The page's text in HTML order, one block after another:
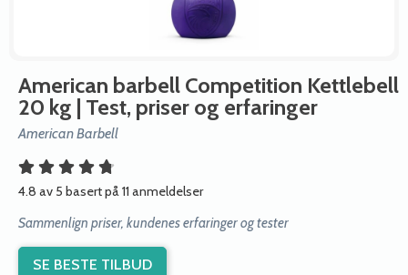
American barbell Competition Kettlebell
20 kg | Test, priser og erfaringer
American Barbell
4.8 av 5 basert på 11 anmeldelser
Sammenlign priser, kundenes erfaringer og tester
SE BESTE TILBUD